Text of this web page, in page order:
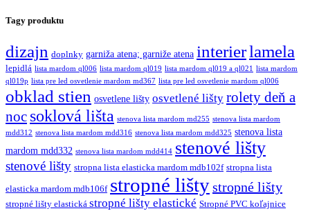
Tagy produktu
dizajn doplnky garniža atena; garniže atena interierlamela
lepidlá lista mardom ql006 lista mardom ql019 lista mardom ql019 a ql021
lista mardom
ql019p lista pre led osvetlenie mardom md367 lista pre led osvetlenie mardom ql006
obklad stien osvetlene lišty osvetlené lišty rolety deň a
noc soklová lišta stenova lista mardom md255 stenova lista mardom
mdd312 stenova lista mardom mdd316 stenova lista mardom mdd325 stenova lista
mardom mdd332 stenova lista mardom mdd414 stenové lišty
stenové lišty stropna lista elasticka mardom mdb102f stropna lista
elasticka mardom mdb106f stropné lištystropné lišty
stropné lišty elastická stropné lišty elastické Stropné PVC koľajnice